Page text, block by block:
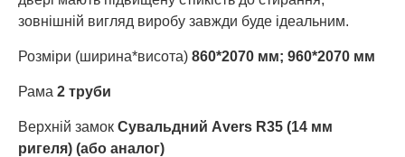
зовнішній вигляд виробу завжди буде ідеальним.
Розміри (ширина*висота) 860*2070 мм; 960*2070 мм
Рама 2 труби
Верхній замок Сувальдний Аvers R35 (14 мм
ригеля) (або аналог)